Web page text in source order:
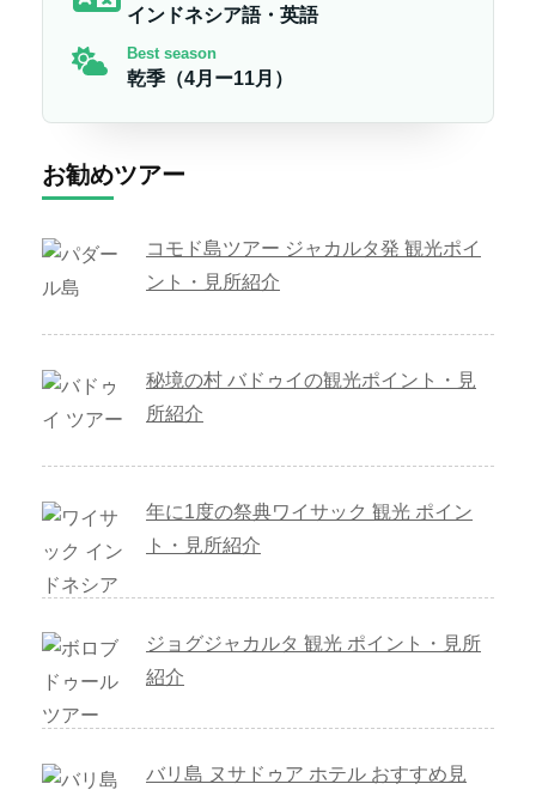
インドネシア語・英語
Best season
乾季（4月ー11月）
お勧めツアー
コモド島ツアー ジャカルタ発 観光ポイ
ント・見所紹介
秘境の村 バドゥイの観光ポイント・見
所紹介
年に1度の祭典ワイサック 観光 ポイン
ト・見所紹介
ジョグジャカルタ 観光 ポイント・見所
紹介
バリ島 ヌサドゥア ホテル おすすめ見